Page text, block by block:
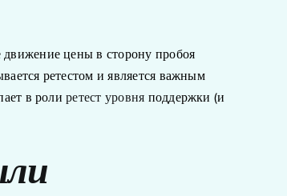
цены в сторону пробоя
ретестом и является важным
в ролиретест уровня поддержки (и